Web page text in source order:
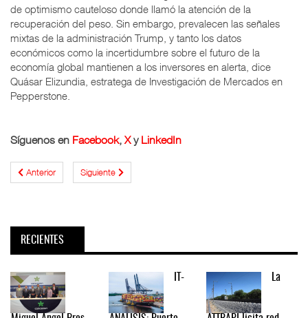
de optimismo cauteloso donde llamó la atención de la
recuperación del peso. Sin embargo, prevalecen las señales
mixtas de la administración Trump, y tanto los datos
económicos como la incertidumbre sobre el futuro de la
economía global mantienen a los inversores en alerta, dice
Quásar Elizundia, estratega de Investigación de Mercados en
Pepperstone.
Síguenos en Facebook, Xy LinkedIn
Anterior Siguiente
RECIENTES
IT- La